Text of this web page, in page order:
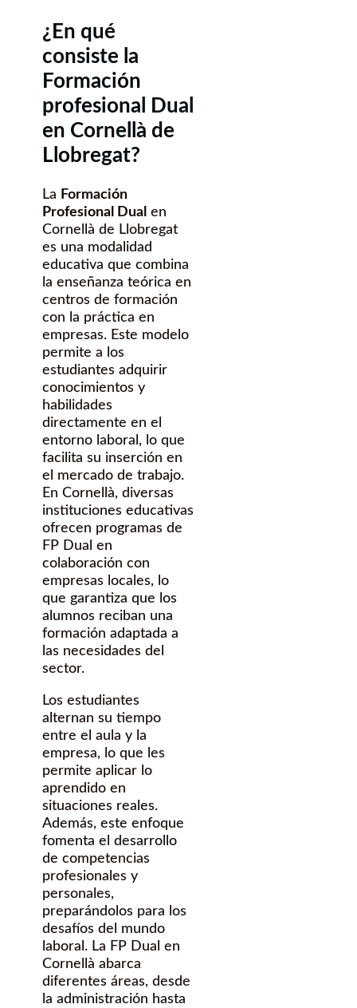
¿En qué
consiste la
Formación
profesional Dual
en Cornellà de
Llobregat?
La Formación
Profesional Dual en
Cornellà de Llobregat
es una modalidad
educativa que combina
la enseñanza teórica en
centros de formación
con la práctica en
empresas. Este modelo
permite a los
estudiantes adquirir
conocimientos y
habilidades
directamente en el
entorno laboral, lo que
facilita su inserción en
el mercado de trabajo.
En Cornellà, diversas
instituciones educativas
ofrecen programas de
FP Dual en
colaboración con
empresas locales, lo
que garantiza que los
alumnos reciban una
formación adaptada a
las necesidades del
sector.
Los estudiantes
alternan su tiempo
entre el aula y la
empresa, lo que les
permite aplicar lo
aprendido en
situaciones reales.
Además, este enfoque
fomenta el desarrollo
de competencias
profesionales y
personales,
preparándolos para los
desafíos del mundo
laboral. La FP Dual en
Cornellà abarca
diferentes áreas, desde
la administración hasta